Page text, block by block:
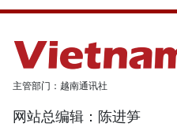
主管部门：越南通讯社
网站总编辑：陈进笋